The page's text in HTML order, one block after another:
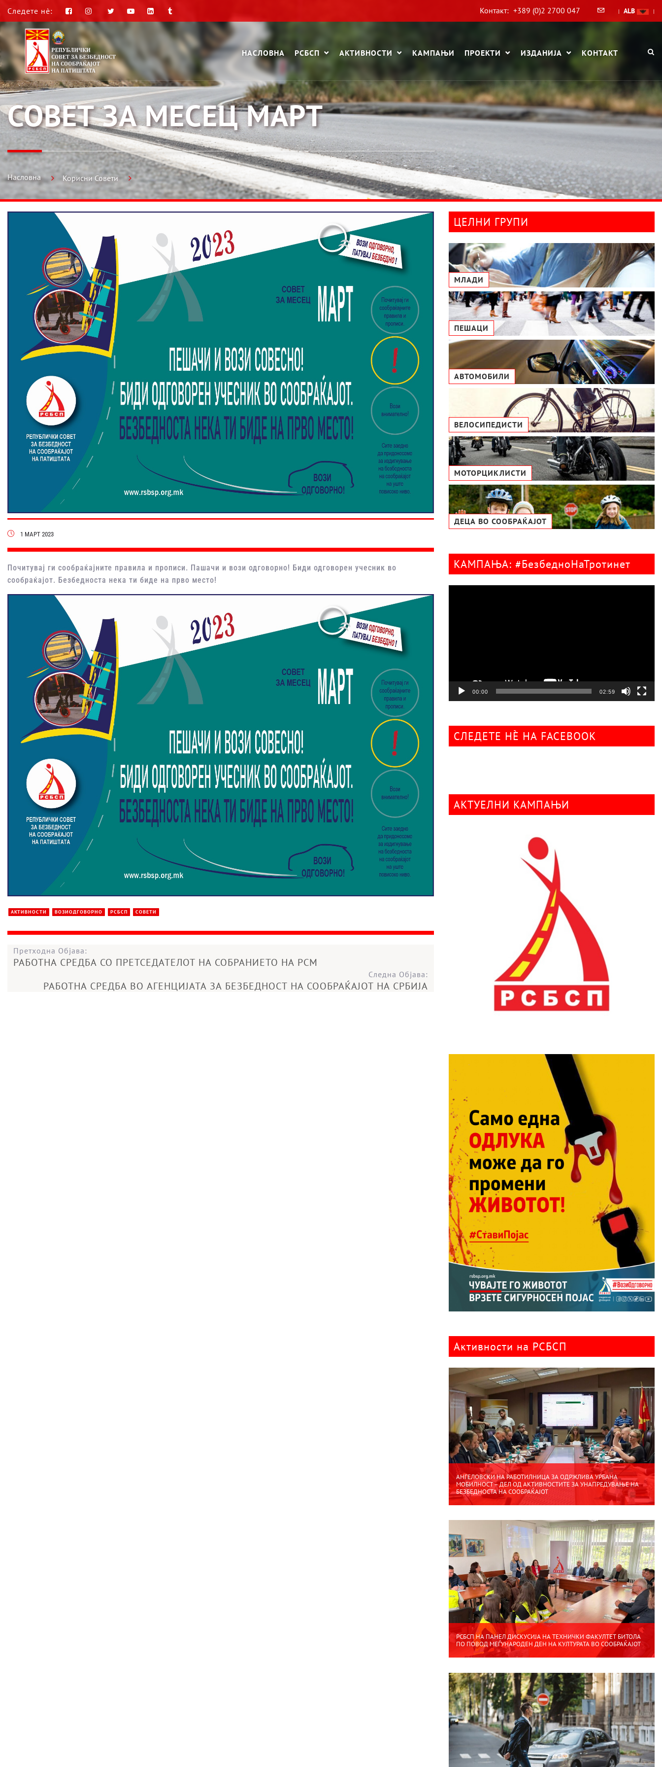
Следете нè: Контакт: +389 (0)2 2700 047 | ALB |
НАСЛОВНА РСБСП АКТИВНОСТИ КАМПАЊИ ПРОЕКТИ ИЗДАНИЈА КОНТАКТ
СОВЕТ ЗА МЕСЕЦ МАРТ
Насловна Корисни Совети
1 МАРТ 2023
Почитувај ги сообраќајните правила и прописи. Пашачи и вози одговорно! Биди одговорен учесник во
сообраќајот. Безбедноста нека ти биде на прво место!
АКТИВНОСТИ ВОЗИОДГОВОРНО РСБСП СОВЕТИ
Претходна Објава:
РАБОТНА СРЕДБА СО ПРЕТСЕДАТЕЛОТ НА СОБРАНИЕТО НА РСМ
Следна Објава:
РАБОТНА СРЕДБА ВО АГЕНЦИЈАТА ЗА БЕЗБЕДНОСТ НА СООБРАЌАЈОТ НА СРБИЈА
ЦЕЛНИ ГРУПИ
МЛАДИ
ПЕШАЦИ
АВТОМОБИЛИ
ВЕЛОСИПЕДИСТИ
МОТОРЦИКЛИСТИ
ДЕЦА ВО СООБРАЌАЈОТ
КАМПАЊА: #БезбедноНаТротинет
00:00 02:59
СЛЕДЕТЕ НÈ НА FACEBOOK
АКТУЕЛНИ КАМПАЊИ
Активности на РСБСП
АНГЕЛОВСКИ НА РАБОТИЛНИЦА ЗА ОДРЖЛИВА УРБАНА
МОБИЛНОСТ – ДЕЛ ОД АКТИВНОСТИТЕ ЗА УНАПРЕДУВАЊЕ НА
БЕЗБЕДНОСТА НА СООБРАЌАЈОТ
РСБСП НА ПАНЕЛ ДИСКУСИЈА НА ТЕХНИЧКИ ФАКУЛТЕТ БИТОЛА
ПО ПОВОД МЕЃУНАРОДЕН ДЕН НА КУЛТУРАТА ВО СООБРАЌАЈОТ